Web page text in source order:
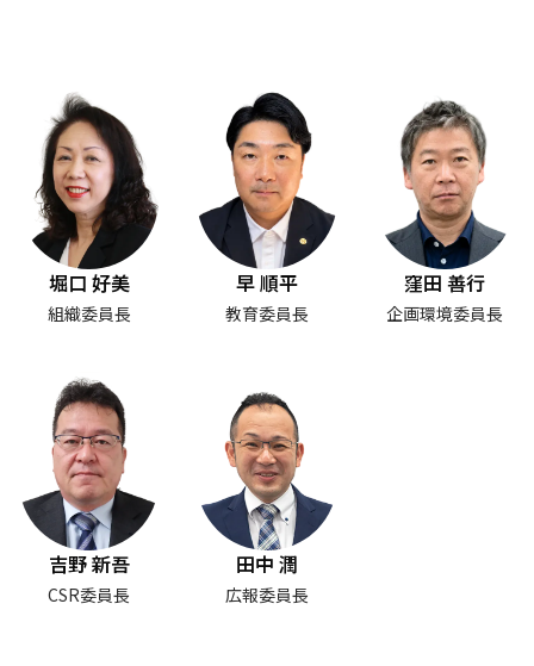
堀口 好美
組織委員長
早 順平
教育委員長
窪田 善行
企画環境委員長
吉野 新吾
CSR委員長
田中 潤
広報委員長